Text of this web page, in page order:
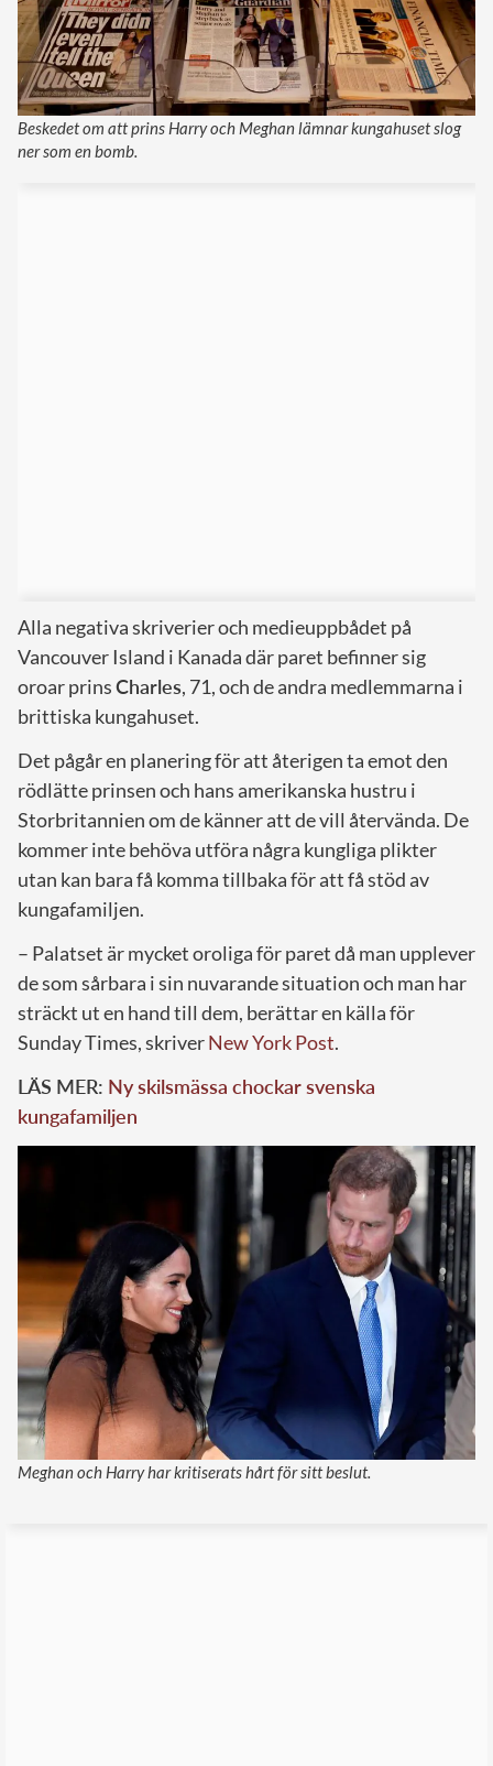
Beskedet om att prins Harry och Meghan lämnar kungahuset slog
ner som en bomb.
Alla negativa skriverier och medieuppbådet på
Vancouver Island i Kanada där paret befinner sig
oroar prinsCharles, 71, och de andra medlemmarna i
brittiska kungahuset.
Det pågår en planering för att återigen ta emot den
rödlätte prinsen och hans amerikanska hustru i
Storbritannien om de känner att de vill återvända. De
kommer inte behöva utföra några kungliga plikter
utan kan bara få komma tillbaka för att få stöd av
kungafamiljen.
– Palatset är mycket oroliga för paret då man upplever
de som sårbara i sin nuvarande situation och man har
sträckt ut en hand till dem, berättar en källa för
Sunday Times, skriverNew York Post.
LÄS MER: Ny skilsmässa chockar svenska
kungafamiljen
Meghan och Harry har kritiserats hårt för sitt beslut.